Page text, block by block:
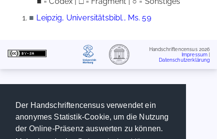
Der Handschriftencensus verwendet ein
anonymes Statistik-Cookie, um die Nutzung
der Online-Präsenz auswerten zu können.
■ Leipzig, Universitätsbibl., Ms. 59
Handschriftencensus 2026
Impressum
Datenschutzerklärung